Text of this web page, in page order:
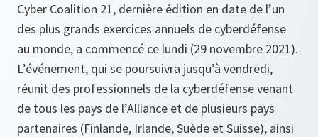
Cyber Coalition 21, dernière édition en date de l’un
des plus grands exercices annuels de cyberdéfense
au monde, a commencé ce lundi (29 novembre 2021).
L’événement, qui se poursuivra jusqu’à vendredi,
réunit des professionnels de la cyberdéfense venant
de tous les pays de l’Alliance et de plusieurs pays
partenaires (Finlande, Irlande, Suède et Suisse), ainsi